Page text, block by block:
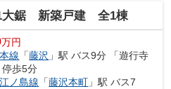
大鋸 新築戸建 全1棟
万円
線 「藤沢 」駅 バス9分 「遊行寺
歩5分
ノ島線 「藤沢本町 」駅 バス7